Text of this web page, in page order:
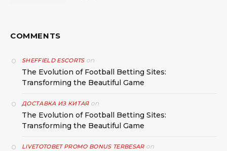
COMMENTS
SHEFFIELD ESCORTSon
The Evolution of Football Betting Sites:
Transforming the Beautiful Game
ДОСТАВКА ИЗ КИТАЯon
The Evolution of Football Betting Sites:
Transforming the Beautiful Game
LIVETOTOBET PROMO BONUS TERBESARon